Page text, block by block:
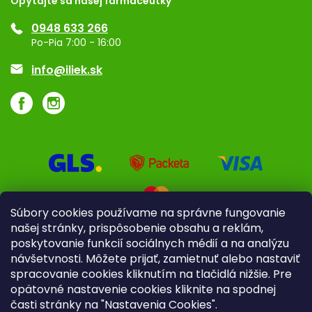
Súbory cookies používame na správne fungovanie
našej stránky, prispôsobenie obsahu a reklám,
poskytovanie funkcií sociálnych médií a na analýzu
návšetvnosti. Môžete prijať, zamietnuť alebo nastaviť
spracovanie cookies kliknutím na tlačidlá nižšie. Pre
opätovné nastavenie cookies kliknite na spodnej
časti stránky na "Nastavenia Cookies".
Ponuka pre firmy
Značky0948 633 266
Po-Pia 7:00 - 16:00
info@iliek.sk
Pre firmy Poradenstvo